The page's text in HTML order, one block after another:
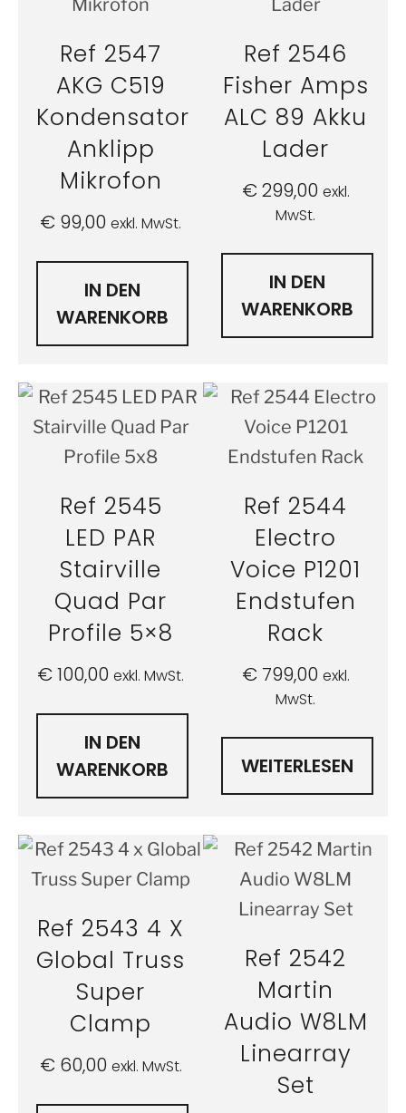
Ref 2547
AKG C519
Kondensator
Anklipp
Mikrofon
€ 99,00 exkl. MwSt.
IN DEN
WARENKORB
Ref 2546
Fisher Amps
ALC 89 Akku
Lader
€299,00 exkl.
MwSt.
IN DEN
WARENKORB
Ref 2545
LED PAR
Stairville
Quad Par
Profile 5×8
€100,00 exkl. MwSt.
IN DEN
WARENKORB
Ref 2544
Electro
Voice P1201
Endstufen
Rack
€799,00 exkl.
MwSt.
WEITERLESEN
Ref 2543 4 X
Global Truss
Super
Clamp
€60,00 exkl. MwSt.
Ref 2542
Martin
Audio W8LM
Linearray
Set